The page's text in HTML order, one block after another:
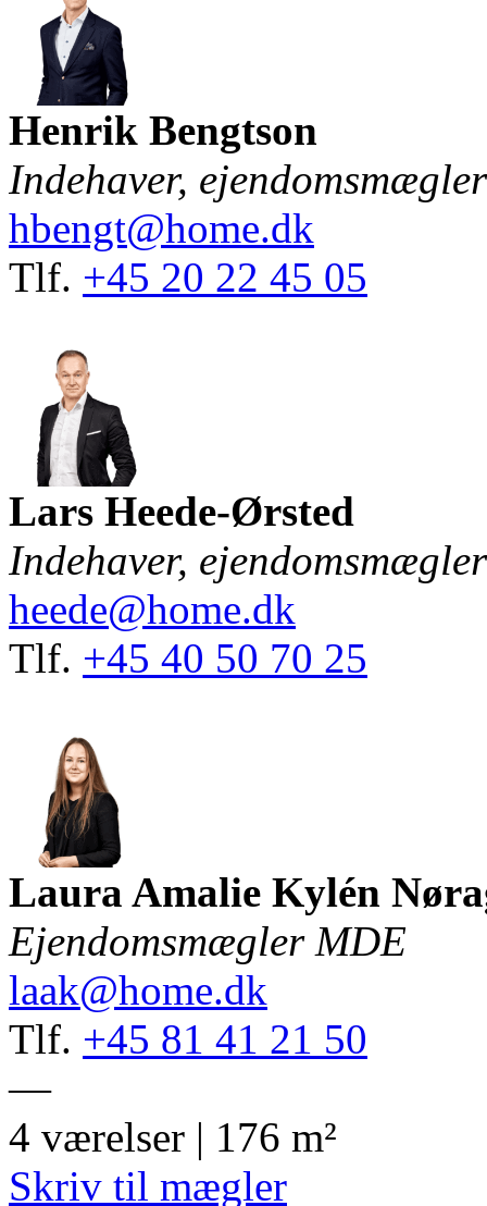
Henrik Bengtson
Indehaver,
hbengt@home.dk
Tlf. +45 20 22 45 05
Lars Heede-Ørsted
Indehaver,
heede@home.dk
Tlf. +45 40 50 70 25
Laura Amalie Kylén
Ejendomsmægler MDE
laak@home.dk
Tlf. +45 81 41 21 50
—
4 værelser | 176 m²
Skriv til mægler